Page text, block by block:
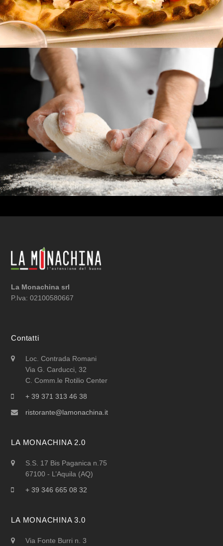
La Monachina srl
P.Iva: 02100580667
Contatti
Loc. Contrada Romani
Via G. Carducci, 32
C. Comm.le Rotilio Center
+ 39 371 313 46 38
ristorante@lamonachina.it
LA MONACHINA 2.0
S.S. 17 Bis Paganica n.75
67100 - L’Aquila (AQ)
+ 39 346 665 08 32
LA MONACHINA 3.0
Via Fonte Burri n. 3